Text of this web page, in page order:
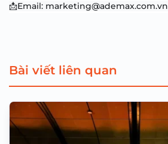
📩Email: marketing@ademax.com.vn
Bài viết liên quan